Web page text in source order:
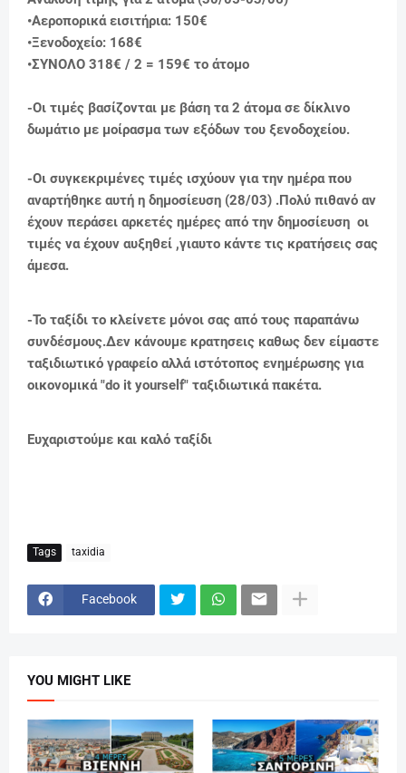
•Αεροπορικά εισιτήρια: 150€
•Ξενοδοχείο: 168€
•ΣΥΝΟΛΟ 318€ / 2 = 159€ το άτομο
-Οι τιμές βασίζονται με βάση τα 2 άτομα σε δίκλινο
δωμάτιο με μοίρασμα των εξόδων του ξενοδοχείου.
-Οι συγκεκριμένες τιμές ισχύουν για την ημέρα που
αναρτήθηκε αυτή η δημοσίευση (28/03) .Πολύ πιθανό αν
έχουν περάσει αρκετές ημέρες από την δημοσίευση οι
τιμές να έχουν αυξηθεί ,γιαυτο κάντε τις κρατήσεις σας
άμεσα.
-Το ταξίδι το κλείνετε μόνοι σας από τους παραπάνω
συνδέσμους.Δεν κάνουμε κρατησεις καθως δεν είμαστε
ταξιδιωτικό γραφείο αλλά ιστότοπος ενημέρωσης για
οικονομικά "do it yourself" ταξιδιωτικά πακέτα.
Ευχαριστούμε και καλό ταξίδι
Tags taxidia
Facebook
YOU MIGHT LIKE